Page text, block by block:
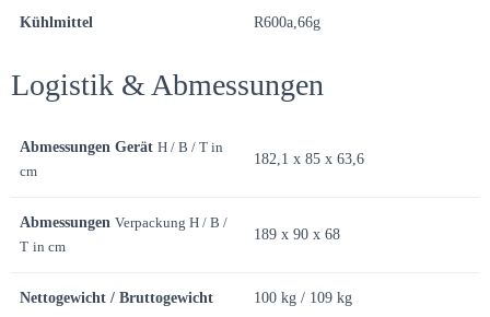
Kühlmittel R600a,66g
Logistik & Abmessungen
Abmessungen Gerät H / B / T in
cm
182,1 x 85 x 63,6
Abmessungen Verpackung H / B /
T in cm
189 x 90 x 68
Nettogewicht / Bruttogewicht 100 kg / 109 kg